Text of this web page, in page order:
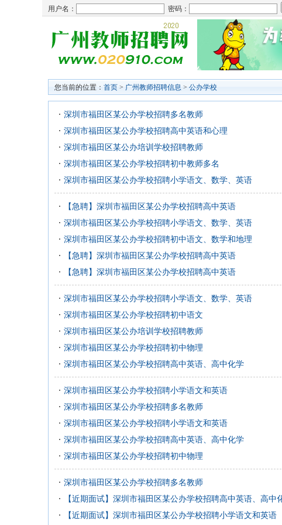
用户名： 密码：
您当前的位置： 首页 > 广州教师招聘信息 > 公办学校
深圳市福田区某公办学校招聘多名教师
深圳市福田区某公办学校招聘高中英语和心理
深圳市福田区某公办培训学校招聘教师
深圳市福田区某公办学校招聘初中教师多名
深圳市福田区某公办学校招聘小学语文、数学、英语
【急聘】深圳市福田区某公办学校招聘高中英语
深圳市福田区某公办学校招聘小学语文、数学、英语
深圳市福田区某公办学校招聘初中语文、数学和地理
【急聘】深圳市福田区某公办学校招聘高中英语
【急聘】深圳市福田区某公办学校招聘高中英语
深圳市福田区某公办学校招聘小学语文、数学、英语
深圳市福田区某公办学校招聘初中语文
深圳市福田区某公办培训学校招聘教师
深圳市福田区某公办学校招聘初中物理
深圳市福田区某公办学校招聘高中英语、高中化学
深圳市福田区某公办学校招聘小学语文和英语
深圳市福田区某公办学校招聘多名教师
深圳市福田区某公办学校招聘小学语文和英语
深圳市福田区某公办学校招聘高中英语、高中化学
深圳市福田区某公办学校招聘初中物理
深圳市福田区某公办学校招聘多名教师
【近期面试】深圳市福田区某公办学校招聘高中英语、高中
【近期面试】深圳市福田区某公办学校招聘小学语文和英语